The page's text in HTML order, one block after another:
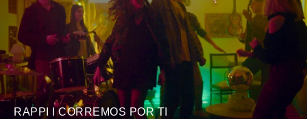
RAPPI I CORREMOS POR TI